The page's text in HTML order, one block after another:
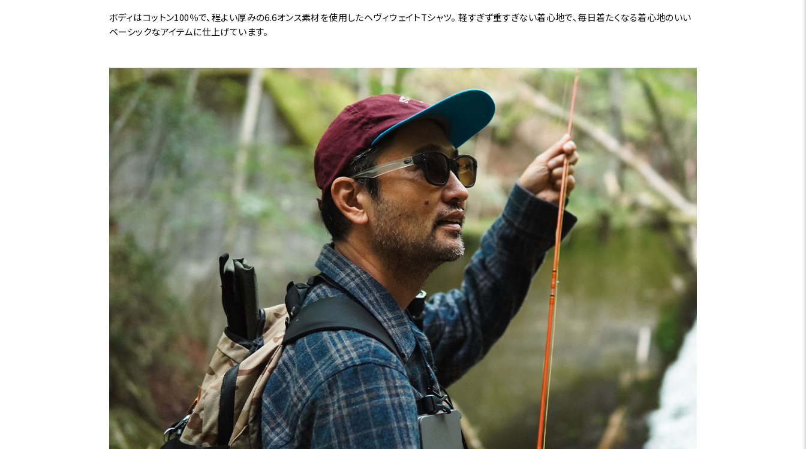
ボディはコットン100％で、程よい厚みの6.6オンス素材を使用したヘヴィウェイトTシャツ。 軽すぎず重すぎない着心地で、毎日着たくなる着心地のいい
ベーシックなアイテムに仕上げています。